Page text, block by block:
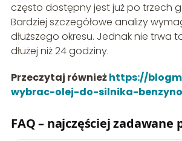
często dostępny jest już po trzech
Bardziej szczegółowe analizy
dłuższego okresu. Jednak nie trwa
dłużej niż 24 godziny.
Przeczytaj równieżhttps://
wybrac-olej-do-silnika-
FAQ – najczęściej zadawane